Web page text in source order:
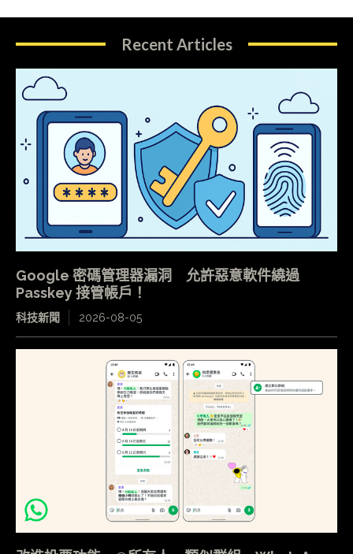
Recent Articles
Google 密碼管理器漏洞 允許惡意軟件繞過
Passkey 接管帳戶！
科技新聞 2026-08-05